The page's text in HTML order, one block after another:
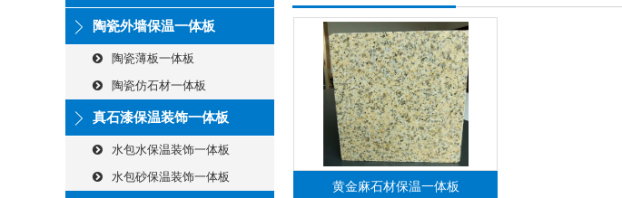
陶瓷外墙保温一体板
陶瓷薄板一体板
陶瓷仿石材一体板
真石漆保温装饰一体板
水包水保温装饰一体板
水包砂保温装饰一体板
黄金麻石材保温一体板